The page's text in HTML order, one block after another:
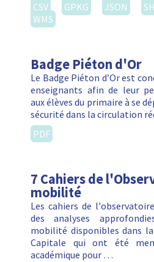
CSV
GPKG JSON
WMS
Badge Piéton d'Or
Le Badge Piéton d’Or est
enseignants afin de leur
aux élèves du primaire à se
sécurité dans la circulation
PDF
7 Cahiers de
mobilité
Les cahiers de
des analyses
mobilité disponibles dans
Capitale qui ont été
académique pour …